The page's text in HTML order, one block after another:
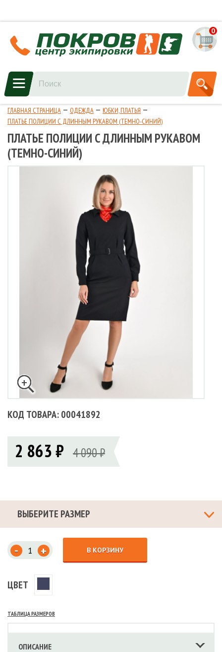
0
ГЛАВНАЯ СТРАНИЦА ОДЕЖДА
ЮБКИ, ПЛАТЬЯ
ПЛАТЬЕ ПОЛИЦИИ С ДЛИННЫМ РУКАВОМ (ТЕМНО-СИНИЙ)
ПЛАТЬЕ ПОЛИЦИИ С ДЛИННЫМ РУКАВОМ
(ТЕМНО-СИНИЙ)
КОД ТОВАРА: 00041892
2 863 ₽ 4 090 ₽
ВЫБЕРИТЕ РАЗМЕР
- + В КОРЗИНУ
ЦВЕТ
ТАБЛИЦА РАЗМЕРОВ
ОПИСАНИЕ